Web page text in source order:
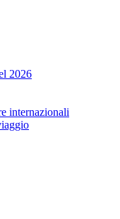
2026
internazionali